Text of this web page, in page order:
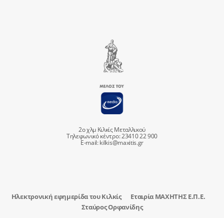
2ο χλμ Κιλκίς Μεταλλικού
Τηλεφωνικό κέντρο: 23410 22 900
E-mail:kilkis@maxitis.gr
Ηλεκτρονική εφημερίδα του Κιλκίς
Εταιρία ΜΑΧΗΤΗΣ Ε.Π.Ε.
Σταύρος Ορφανίδης